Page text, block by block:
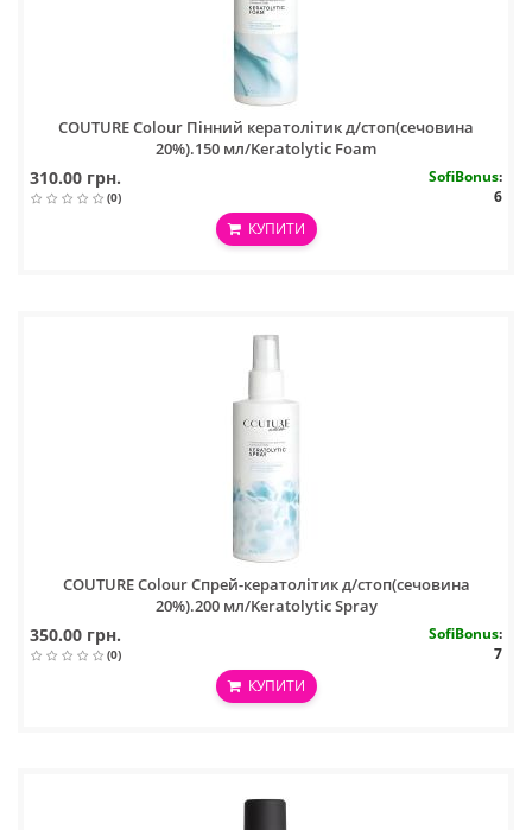
COUTURE Colour Пінний кератолітик д/стоп(сечовина
20%).150 мл/Keratolytic Foam
310.00 грн.
(0)
SofiBonus:
6
КУПИТИ
COUTURE Colour Спрей-кератолітик д/стоп(сечовина
20%).200 мл/Keratolytic Spray
350.00 грн.
(0)
SofiBonus:
7
КУПИТИ